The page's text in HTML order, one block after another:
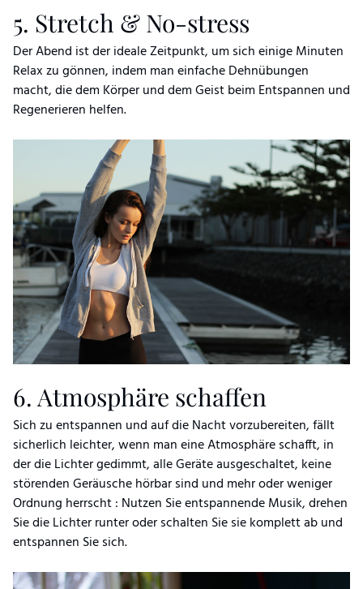
5. Stretch & No-stress
Der Abend ist der ideale Zeitpunkt, um sich einige Minuten
Relax zu gönnen, indem man einfache Dehnübungen
macht, die dem Körper und dem Geist beim Entspannen und
Regenerieren helfen.
6. Atmosphäre schaffen
Sich zu entspannen und auf die Nacht vorzubereiten, fällt
sicherlich leichter, wenn man eine Atmosphäre schafft, in
der die Lichter gedimmt, alle Geräte ausgeschaltet, keine
störenden Geräusche hörbar sind und mehr oder weniger
Ordnung herrscht : Nutzen Sie entspannende Musik, drehen
Sie die Lichter runter oder schalten Sie sie komplett ab und
entspannen Sie sich.